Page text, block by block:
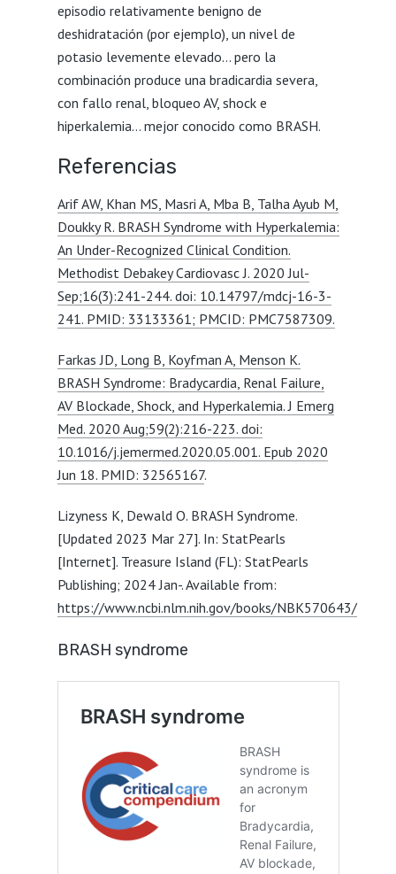
episodio relativamente benigno de
deshidratación (por ejemplo), un nivel de
potasio levemente elevado… pero la
combinación produce una bradicardia severa,
con fallo renal, bloqueo AV, shock e
hiperkalemia… mejor conocido como BRASH.
Referencias
Arif AW, Khan MS, Masri A, Mba B, Talha Ayub M,
Doukky R. BRASH Syndrome with Hyperkalemia:
An Under-Recognized Clinical Condition.
Methodist Debakey Cardiovasc J. 2020 Jul-
Sep;16(3):241-244. doi: 10.14797/mdcj-16-3-
241. PMID: 33133361; PMCID: PMC7587309.
Farkas JD, Long B, Koyfman A, Menson K.
BRASH Syndrome: Bradycardia, Renal Failure,
AV Blockade, Shock, and Hyperkalemia. J Emerg
Med. 2020 Aug;59(2):216-223. doi:
10.1016/j.jemermed.2020.05.001. Epub 2020
Jun 18. PMID: 32565167.
Lizyness K, Dewald O. BRASH Syndrome.
[Updated 2023 Mar 27]. In: StatPearls
[Internet]. Treasure Island (FL): StatPearls
Publishing; 2024 Jan-. Available from:
https://www.ncbi.nlm.nih.gov/books/NBK570643/
BRASH syndrome